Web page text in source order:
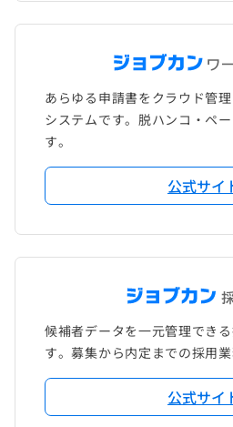
あらゆる申請書をクラウド管
システムです。脱ハンコ・ペ
す。
公式サイ
候補者データを一元管理でき
す。募集から内定までの採用業
公式サイ